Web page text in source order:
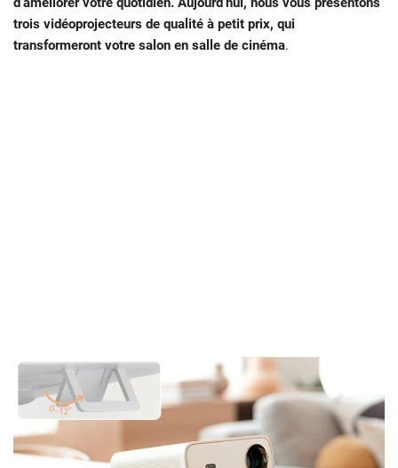
trois vidéoprojecteurs de qualité à petit prix, qui
transformeront votre salon en salle de cinéma.